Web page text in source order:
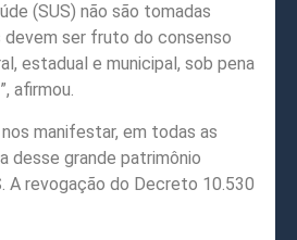
(SUS) não são tomadas
devem ser fruto do consenso
estadual e municipal, sob pena
afirmou.
manifestar, em todas as
desse grande patrimônio
A revogação do Decreto 10.530